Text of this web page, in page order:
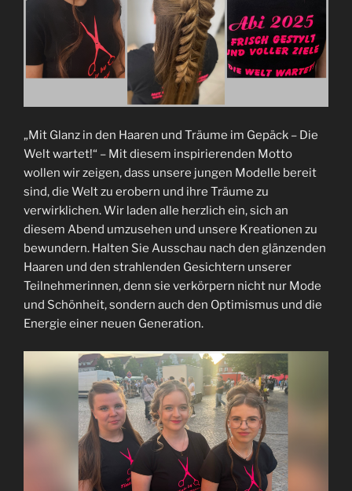
„Mit Glanz in den Haaren und Träume im Gepäck – Die
Welt wartet!“ – Mit diesem inspirierenden Motto
wollen wir zeigen, dass unsere jungen Modelle bereit
sind, die Welt zu erobern und ihre Träume zu
verwirklichen. Wir laden alle herzlich ein, sich an
diesem Abend umzusehen und unsere Kreationen zu
bewundern. Halten Sie Ausschau nach den glänzenden
Haaren und den strahlenden Gesichtern unserer
Teilnehmerinnen, denn sie verkörpern nicht nur Mode
und Schönheit, sondern auch den Optimismus und die
Energie einer neuen Generation.